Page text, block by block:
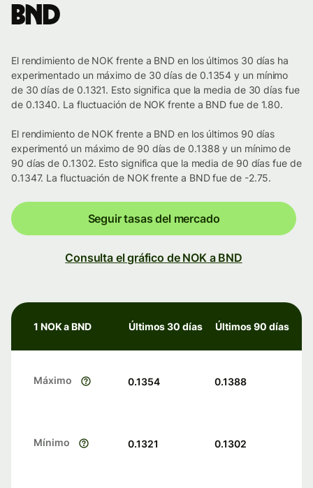
BND
El rendimiento de NOK frente a BND en los últimos 30 días ha
experimentado un máximo de 30 días de 0.1354 y un mínimo
de 30 días de 0.1321. Esto significa que la media de 30 días fue
de 0.1340. La fluctuación de NOK frente a BND fue de 1.80.
El rendimiento de NOK frente a BND en los últimos 90 días
experimentó un máximo de 90 días de 0.1388 y un mínimo de
90 días de 0.1302. Esto significa que la media de 90 días fue de
0.1347. La fluctuación de NOK frente a BND fue de -2.75.
Seguir tasas del mercado
Consulta el gráfico de NOK a BND
1 NOK a BND Últimos 30 días Últimos 90 días
Máximo 0.1354 0.1388
Mínimo 0.1321 0.1302